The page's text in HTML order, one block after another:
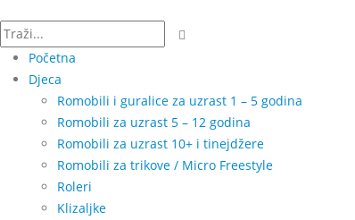
Početna
Djeca
Romobili i guralice za uzrast 1 – 5 godina
Romobili za uzrast 5 – 12 godina
Romobili za uzrast 10+ i tinejdžere
Romobili za trikove / Micro Freestyle
Roleri
Klizaljke